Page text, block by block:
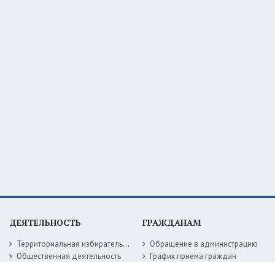
ДЕЯТЕЛЬНОСТЬ
Территориальная избирательная комиссия
Общественная деятельность
ГРАЖДАНАМ
Обращение в администрацию
График приема граждан